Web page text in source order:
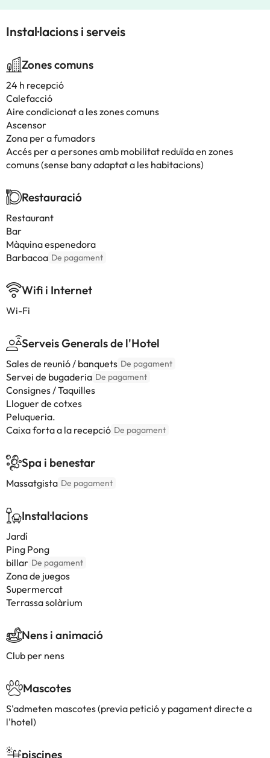
Instal·lacions i serveis
Zones comuns
24 h recepció
Calefacció
Aire condicionat a les zones comuns
Ascensor
Zona per a fumadors
Accés per a persones amb mobilitat reduïda en zones
comuns (sense bany adaptat a les habitacions)
Restauració
Restaurant
Bar
Màquina espenedora
Barbacoa De pagament
Wifi i Internet
Wi-Fi
Serveis Generals de l'Hotel
Sales de reunió / banquets De pagament
Servei de bugaderia De pagament
Consignes / Taquilles
Lloguer de cotxes
Peluqueria.
Caixa forta a la recepció De pagament
Spa i benestar
Massatgista De pagament
Instal·lacions
Jardí
Ping Pong
billar De pagament
Zona de juegos
Supermercat
Terrassa solàrium
Nens i animació
Club per nens
Mascotes
S'admeten mascotes (previa petició y pagament directe a
l'hotel)
piscines